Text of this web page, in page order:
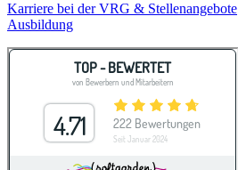
Karriere bei der VRG & Stellenangebote
Ausbildung